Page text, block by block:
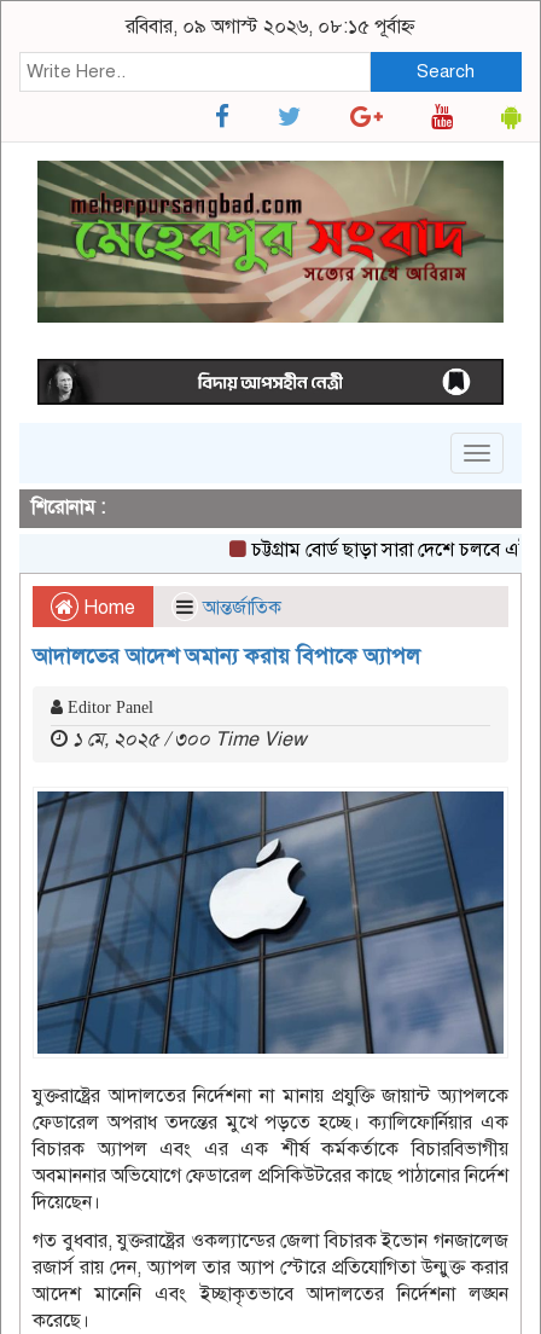
রবিবার, ০৯ অগাস্ট ২০২৬, ০৮:১৫ পূর্বাহ্ন
Search
Toggle
শিরোনাম :
চট্টগ্রাম বোর্ড ছাড়া সারা দেশে চলবে এইচএসসি
Home আন্তর্জাতিক
আদালতের আদেশ অমান্য করায় বিপাকে অ্যাপল
Editor Panel
১ মে, ২০২৫ / ৩০০ Time View
যুক্তরাষ্ট্রের আদালতের নির্দেশনা না মানায় প্রযুক্তি জায়ান্ট অ্যাপলকে
ফেডারেল অপরাধ তদন্তের মুখে পড়তে হচ্ছে। ক্যালিফোর্নিয়ার এক
বিচারক অ্যাপল এবং এর এক শীর্ষ কর্মকর্তাকে বিচারবিভাগীয়
অবমাননার অভিযোগে ফেডারেল প্রসিকিউটরের কাছে পাঠানোর নির্দেশ
দিয়েছেন।
গত বুধবার, যুক্তরাষ্ট্রের ওকল্যান্ডের জেলা বিচারক ইভোন গনজালেজ
রজার্স রায় দেন, অ্যাপল তার অ্যাপ স্টোরে প্রতিযোগিতা উন্মুক্ত করার
আদেশ মানেনি এবং ইচ্ছাকৃতভাবে আদালতের নির্দেশনা লঙ্ঘন
করেছে।